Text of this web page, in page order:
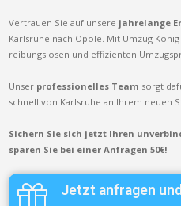
Vertrauen Sie auf unsere jahrelange
Karlsruhe nach Opole. Mit Umzug
reibungslosen und effizienten
Unser professionelles Team sorgt
schnell von Karlsruhe an Ihrem neuen
Sichern Sie sich jetzt Ihren
sparen Sie bei einer Anfragen 50€!
Jetzt anfragen